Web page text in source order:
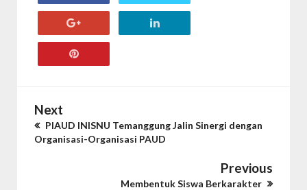
Next
PIAUD INISNU Temanggung Jalin Sinergi dengan
Organisasi-Organisasi PAUD
Previous
Membentuk Siswa Berkarakter